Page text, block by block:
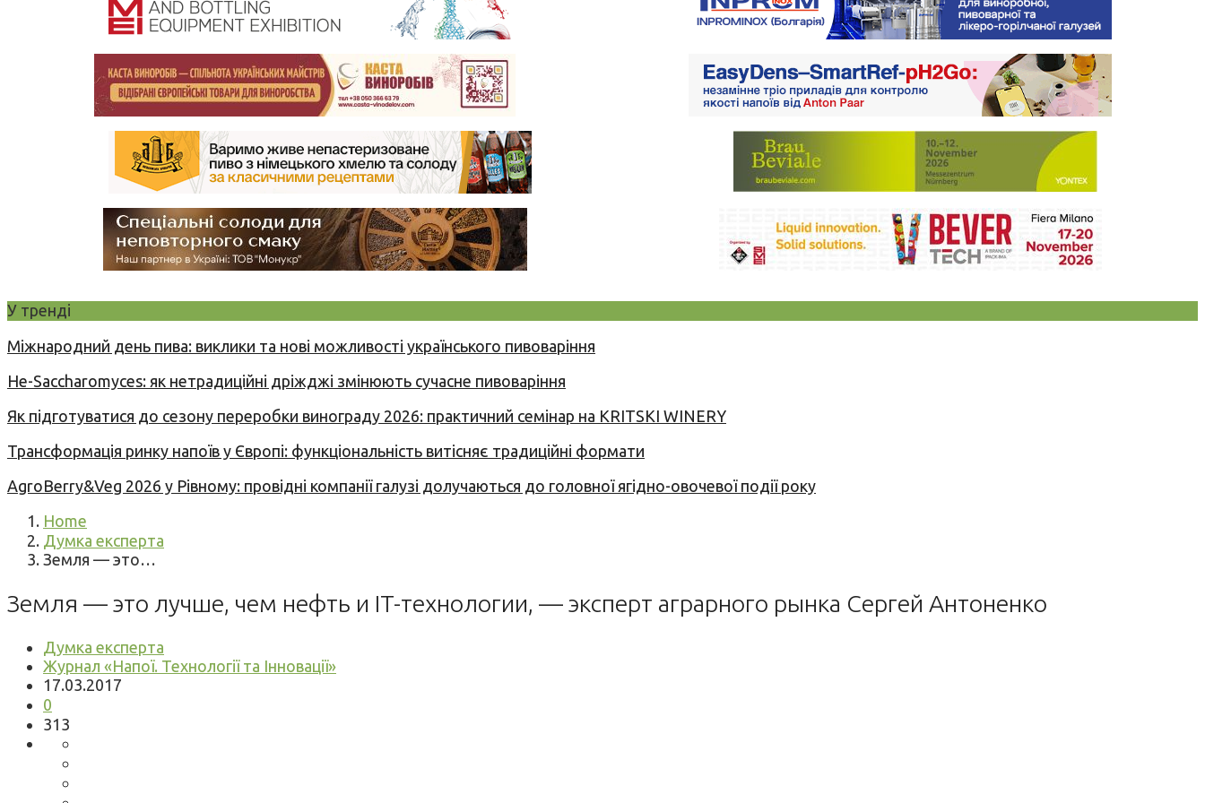
У тренді
Міжнародний день пива: виклики та нові можливості українського пивоваріння
Не-Saccharomyces: як нетрадиційні дріжджі змінюють сучасне пивоваріння
Як підготуватися до сезону переробки винограду 2026: практичний семінар на KRITSKI WINERY
Трансформація ринку напоїв у Європі: функціональність витісняє традиційні формати
AgroBerry&Veg 2026 у Рівному: провідні компанії галузі долучаються до головної ягідно-овочевої події року
Home
Думка експерта
Земля — это…
Земля — это лучше, чем нефть и IT-технологии, — эксперт аграрного рынка Сергей Антоненко
Думка експерта
Журнал «Напої. Технології та Інновації»
17.03.2017
0
313